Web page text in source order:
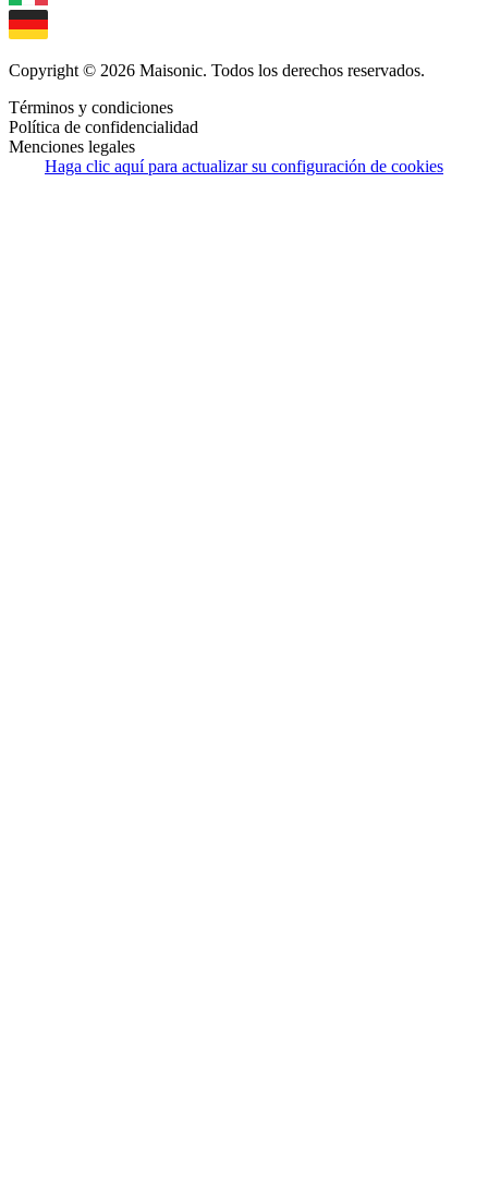
Copyright © 2026 Maisonic. Todos los derechos reservados.
Términos y condiciones
Política de confidencialidad
Menciones legales
Haga clic aquí para actualizar su configuración de cookies